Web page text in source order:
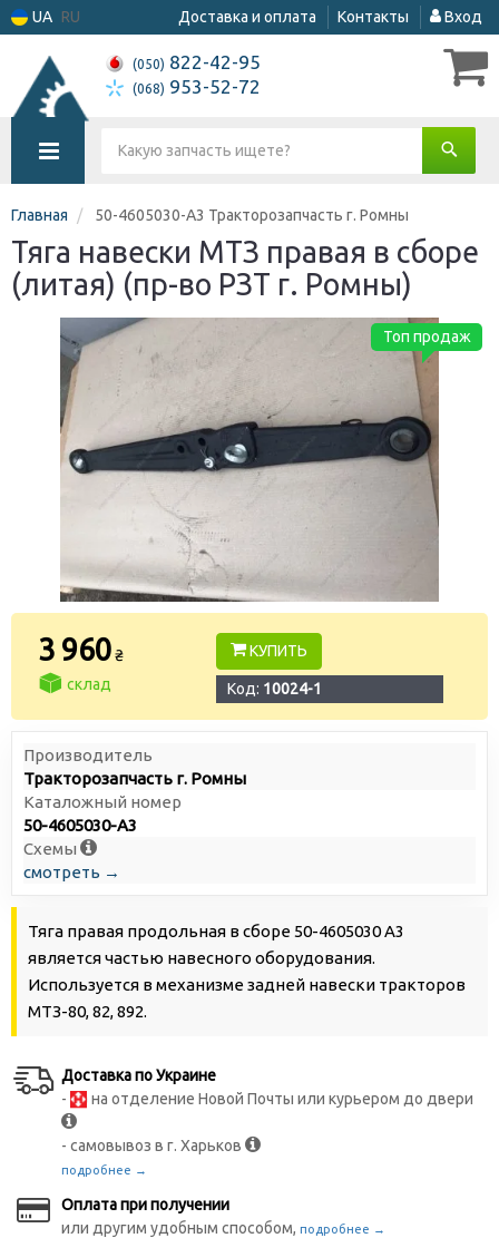
UA RU Доставка и оплата Контакты Вход
(050) 822-42-95
(068) 953-52-72
Главная 50-4605030-А3 Тракторозапчасть г. Ромны
Тяга навески МТЗ правая в сборе
(литая) (пр-во РЗТ г. Ромны)
Топ продаж
3 960₴
склад
КУПИТЬ
Код: 10024-1
Производитель
Тракторозапчасть г. Ромны
Каталожный номер
50-4605030-А3
Схемы
смотреть →
Тяга правая продольная в сборе 50-4605030 А3
является частью навесного оборудования.
Используется в механизме задней навески тракторов
МТЗ-80, 82, 892.
Доставка по Украине
-
на отделение Новой Почты или курьером до двери
- самовывоз в г. Харьков
подробнее →
Оплата при получении
или другим удобным способом, подробнее →